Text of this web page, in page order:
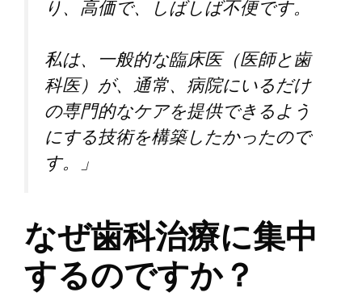
り、高価で、しばしば不便です。
私は、一般的な臨床医（医師と歯
科医）が、通常、病院にいる​​だけ
の専門的なケアを提供できるよう
にする技術を構築したかったので
す。」
なぜ歯科治療に集中
するのですか？